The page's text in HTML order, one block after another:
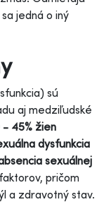
jedná o iný
sú
aj medziľudské
- 45% žien
dysfunkcia
sexuálnej
pričom
a zdravotný stav.